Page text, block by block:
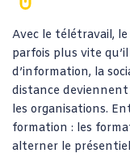
Avec le télétravail,
parfois plus vite
d’information, la
distance
les organisations.
formation : les
alterner le